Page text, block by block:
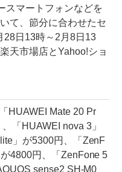
マートフォンなどを
て、節分に合わせたセ
28日13時～2月8日13
天市場店とYahoo!ショ
HUAWEI Mate 20 Pr
「HUAWEI nova 3」
」が5300円、「ZenF
4800円、「ZenFone 5
sense2 SH-M0